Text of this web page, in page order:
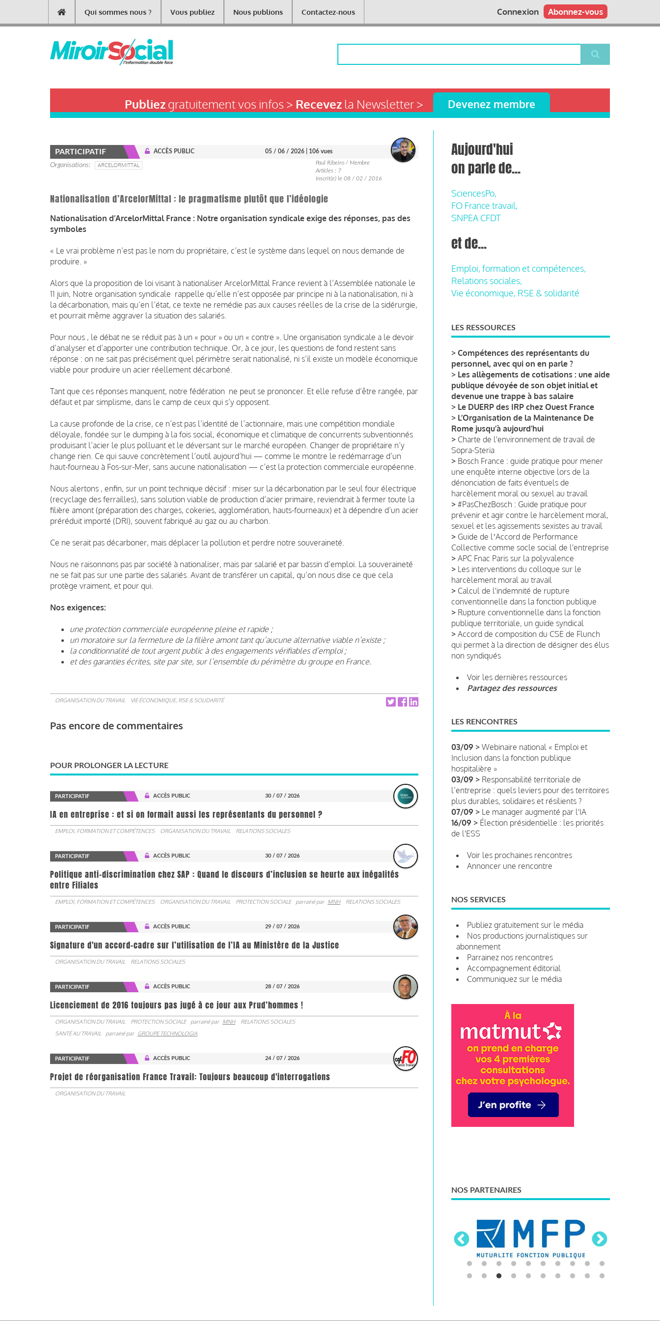
contenu
Main
navigation
Qui sommes nous ? Vous publiez Nous publions Contactez-nous Abonnez-vous
Connexion
Publiezgratuitement vos infos > Recevezla Newsletter > Devenez membre
PARTICIPATIF ACCÈS PUBLIC 05 / 06 / 2026 | 106 vues
Organisations ARCELORMITTAL
Paul Ribeiro / Membre
Articles : 7
Inscrit(e) le 08 / 02 / 2016
Nationalisation d’ArcelorMittal : le pragmatisme plutôt que l’idéologie
Nationalisation d’ArcelorMittal France : Notre organisation syndicale exige des réponses, pas des
symboles
« Le vrai problème n’est pas le nom du propriétaire, c’est le système dans lequel on nous demande de
produire. »
Alors que la proposition de loi visant à nationaliser ArcelorMittal France revient à l’Assemblée nationale le
11 juin, Notre organisation syndicale rappelle qu’elle n’est opposée par principe ni à la nationalisation, ni à
la décarbonation, mais qu’en l’état, ce texte ne remédie pas aux causes réelles de la crise de la sidérurgie,
et pourrait même aggraver la situation des salariés.
Pour nous , le débat ne se réduit pas à un « pour » ou un « contre ». Une organisation syndicale a le devoir
d’analyser et d’apporter une contribution technique. Or, à ce jour, les questions de fond restent sans
réponse : on ne sait pas précisément quel périmètre serait nationalisé, ni s’il existe un modèle économique
viable pour produire un acier réellement décarboné.
Tant que ces réponses manquent, notre fédération ne peut se prononcer. Et elle refuse d’être rangée, par
défaut et par simplisme, dans le camp de ceux qui s’y opposent.
La cause profonde de la crise, ce n’est pas l’identité de l’actionnaire, mais une compétition mondiale
déloyale, fondée sur le dumping à la fois social, économique et climatique de concurrents subventionnés
produisant l’acier le plus polluant et le déversant sur le marché européen. Changer de propriétaire n’y
change rien. Ce qui sauve concrètement l’outil aujourd’hui — comme le montre le redémarrage d’un
haut-fourneau à Fos-sur-Mer, sans aucune nationalisation — c’est la protection commerciale européenne.
Nous alertons , enfin, sur un point technique décisif : miser sur la décarbonation par le seul four électrique
(recyclage des ferrailles), sans solution viable de production d’acier primaire, reviendrait à fermer toute la
filière amont (préparation des charges, cokeries, agglomération, hauts-fourneaux) et à dépendre d’un acier
préréduit importé (DRI), souvent fabriqué au gaz ou au charbon.
Ce ne serait pas décarboner, mais déplacer la pollution et perdre notre souveraineté.
Nous ne raisonnons pas par société à nationaliser, mais par salarié et par bassin d’emploi. La souveraineté
ne se fait pas sur une partie des salariés. Avant de transférer un capital, qu’on nous dise ce que cela
protège vraiment, et pour qui.
Nos exigences:
une protection commerciale européenne pleine et rapide ;
un moratoire sur la fermeture de la filière amont tant qu’aucune alternative viable n’existe ;
la conditionnalité de tout argent public à des engagements vérifiables d’emploi ;
et des garanties écrites, site par site, sur l’ensemble du périmètre du groupe en France.
ORGANISATION DU TRAVAIL VIE ÉCONOMIQUE, RSE & SOLIDARITÉ
Pas encore de commentaires
POUR PROLONGER LA LECTURE
PARTICIPATIF ACCÈS PUBLIC 30 / 07 / 2026
IA en entreprise : et si on formait aussi les représentants du personnel ?
EMPLOI, FORMATION ET COMPÉTENCES ORGANISATION DU TRAVAIL RELATIONS SOCIALES
PARTICIPATIF ACCÈS PUBLIC 30 / 07 / 2026
Politique anti-discrimination chez SAP : Quand le discours d’inclusion se heurte aux inégalités
entre Filiales
EMPLOI, FORMATION ET COMPÉTENCES ORGANISATION DU TRAVAIL PROTECTION SOCIALE parrainé par MNH RELATIONS SOCIALES
PARTICIPATIF ACCÈS PUBLIC 29 / 07 / 2026
Signature d'un accord-cadre sur l’utilisation de l’IA au Ministère de la Justice
ORGANISATION DU TRAVAIL RELATIONS SOCIALES
PARTICIPATIF ACCÈS PUBLIC 28 / 07 / 2026
Licenciement de 2016 toujours pas jugé à ce jour aux Prud’hommes !
ORGANISATION DU TRAVAIL PROTECTION SOCIALE parrainé par MNH
RELATIONS SOCIALES
SANTÉ AU TRAVAIL
parrainé par GROUPE TECHNOLOGIA
PARTICIPATIF ACCÈS PUBLIC 24 / 07 / 2026
Projet de réorganisation France Travail: Toujours beaucoup d'interrogations
ORGANISATION DU TRAVAIL
Aujourd'hui
on parle de...
SciencesPo,
FO France travail,
SNPEA CFDT
et de...
Emploi, formation et compétences,
Relations sociales,
Vie économique, RSE & solidarité
LES RESSOURCES
> Compétences des représentants du
personnel, avec qui on en parle ?
> Les allègements de cotisations : une aide
publique dévoyée de son objet initial et
devenue une trappe à bas salaire
> Le DUERP des IRP chez Ouest France
> L’Organisation de la Maintenance De
Rome jusqu’à aujourd’hui
> Charte de l'environnement de travail de
Sopra-Steria
> Bosch France : guide pratique pour mener
une enquête interne objective lors de la
dénonciation de faits éventuels de
harcèlement moral ou sexuel au travail
> #PasChezBosch : Guide pratique pour
prévenir et agir contre le harcèlement moral,
sexuel et les agissements sexistes au travail
> Guide de lʼAccord de Performance
Collective comme socle social de l'entreprise
> APC Fnac Paris sur la polyvalence
> Les interventions du colloque sur le
harcèlement moral au travail
> Calcul de l'indemnité de rupture
conventionnelle dans la fonction publique
> Rupture conventionnelle dans la fonction
publique territoriale, un guide syndical
> Accord de composition du CSE de Flunch
qui permet à la direction de désigner des élus
non syndiqués
Voir les dernières ressources
Partagez des ressources
LES RENCONTRES
03/09 > Webinaire national « Emploi et
Inclusion dans la fonction publique
hospitalière »
03/09 > Responsabilité territoriale de
l’entreprise : quels leviers pour des territoires
plus durables, solidaires et résilients ?
07/09 > Le manager augmenté par l'IA
16/09 > Élection présidentielle : les priorités
de l'ESS
Voir les prochaines rencontres
Annoncer une rencontre
NOS SERVICES
Publiez gratuitement sur le média
Nos productions journalistiques sur
abonnement
Parrainez nos rencontres
Accompagnement éditorial
Communiquez sur le média
NOS PARTENAIRES